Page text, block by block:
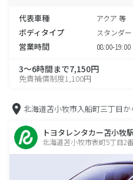
代表車種 アクア 等
ボディタイプ スタンダ
営業時間 08:00-19:00
3～6時間まで7,150円
免責補償制度1,100円
北海道苫小牧市入船町三丁目か
トヨタレンタカー苫小牧
北海道苫小牧市表町5丁目2